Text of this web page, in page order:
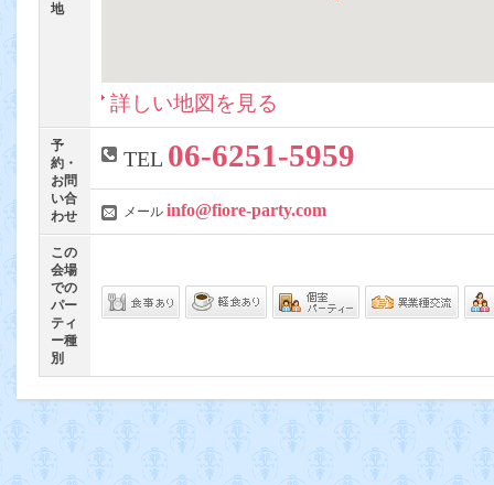
地
詳しい地図を見る
予
約・
お問
い合
わせ
TEL 06-6251-5959
メール info@fiore-party.com
この
会場
での
パー
ティ
ー種
別